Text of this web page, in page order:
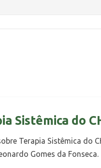
Sistêmica do
Terapia Sistêmica do
Gomes da Fonseca.